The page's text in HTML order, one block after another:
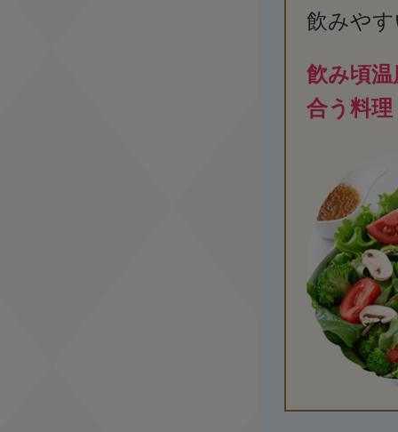
飲みや
飮み頃温
合う料理